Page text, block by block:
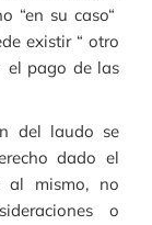
“en su caso“
existir “ otro
el pago de las
del laudo se
dado el
al mismo, no
o